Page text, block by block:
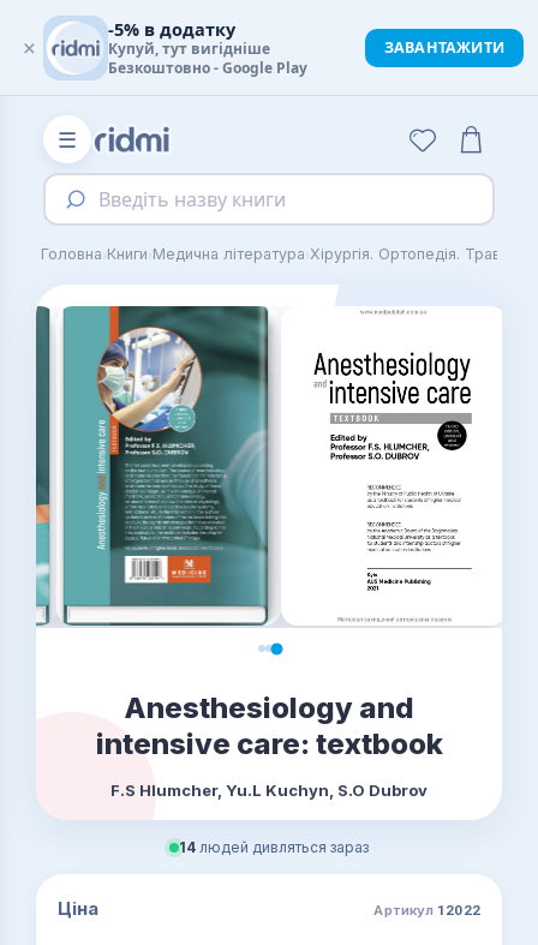
☰
Введіть назву книги
Головна›Книги›Медична література›Хірургія. Ортопедія.
Anesthesiology and
intensive care: textbook
F.S Hlumcher, Yu.L Kuchyn, S.O Dubrov
14 людей дивляться зараз
Ціна Артикул 12022
×
-5% в додатку
Купуй, тут вигідніше
Безкоштовно - Google Play
ЗАВАНТАЖИТИ